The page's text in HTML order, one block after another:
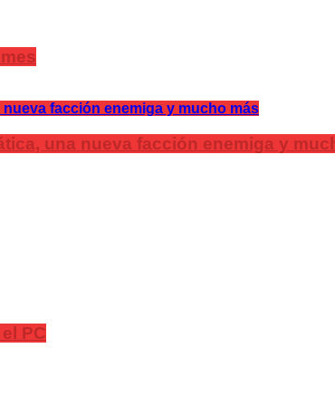
una nueva facción enemiga y
PC